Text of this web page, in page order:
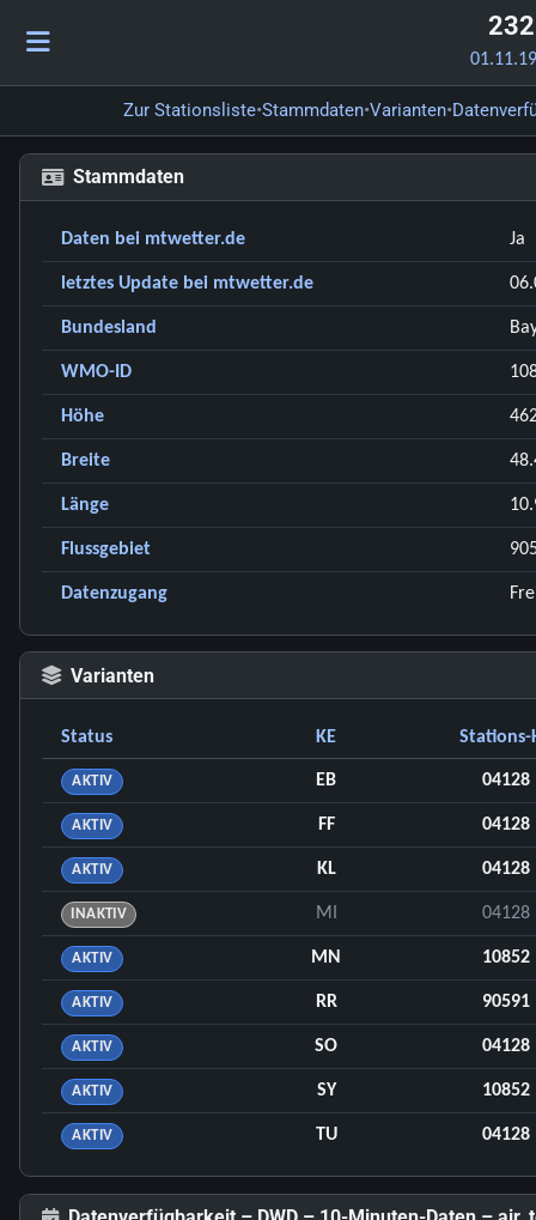
Zur Stationsliste•Stammdaten•Varianten•
Stammdaten
Daten bei mtwetter.de Ja
letztes Update bei mtwetter.de
Bundesland
WMO-ID
Höhe
Breite
Länge
Flussgebiet
Datenzugang
Varianten
Status KE Stations-
AKTIV EB 04128
AKTIV FF 04128
AKTIV KL 04128
INAKTIV MI 04128
AKTIV MN 10852
AKTIV RR 90591
AKTIV SO 04128
AKTIV SY 10852
AKTIV TU 04128